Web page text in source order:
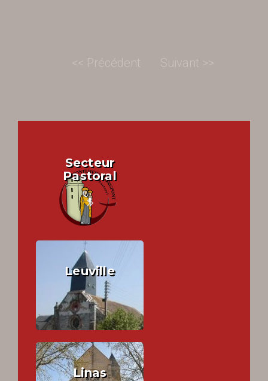
<< Précédent Suivant >>
Secteur
Pastoral
Leuville
Linas